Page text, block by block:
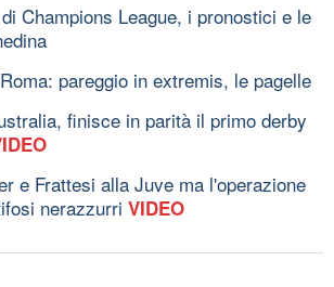
Champions League, i pronostici e le
pareggio in extremis, le pagelle
finisce in parità il primo derby
e Frattesi alla Juve ma l'operazione
nerazzurri VIDEO